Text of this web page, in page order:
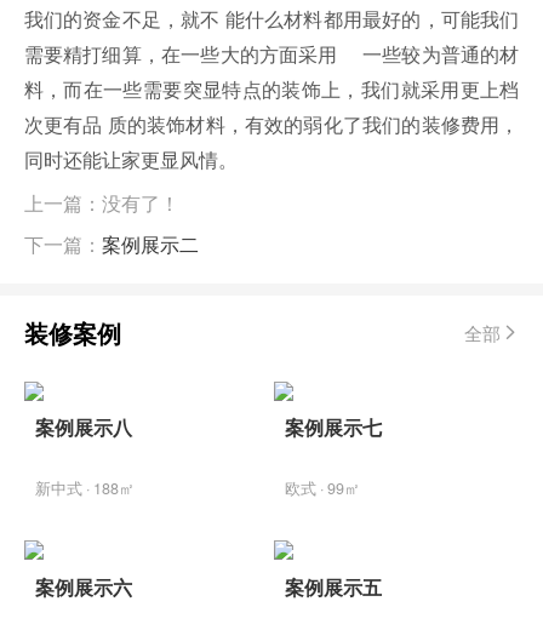
我们的资金不足，就不 能什么材料都用最好的，可能我们
需要精打细算，在一些大的方面采用 一些较为普通的材
料，而在一些需要突显特点的装饰上，我们就采用更上档
次更有品 质的装饰材料，有效的弱化了我们的装修费用，
同时还能让家更显风情。
上一篇：没有了！
下一篇： 案例展示二
装修案例 全部
案例展示八
新中式 · 188㎡
案例展示七
欧式 · 99㎡
案例展示六 案例展示五